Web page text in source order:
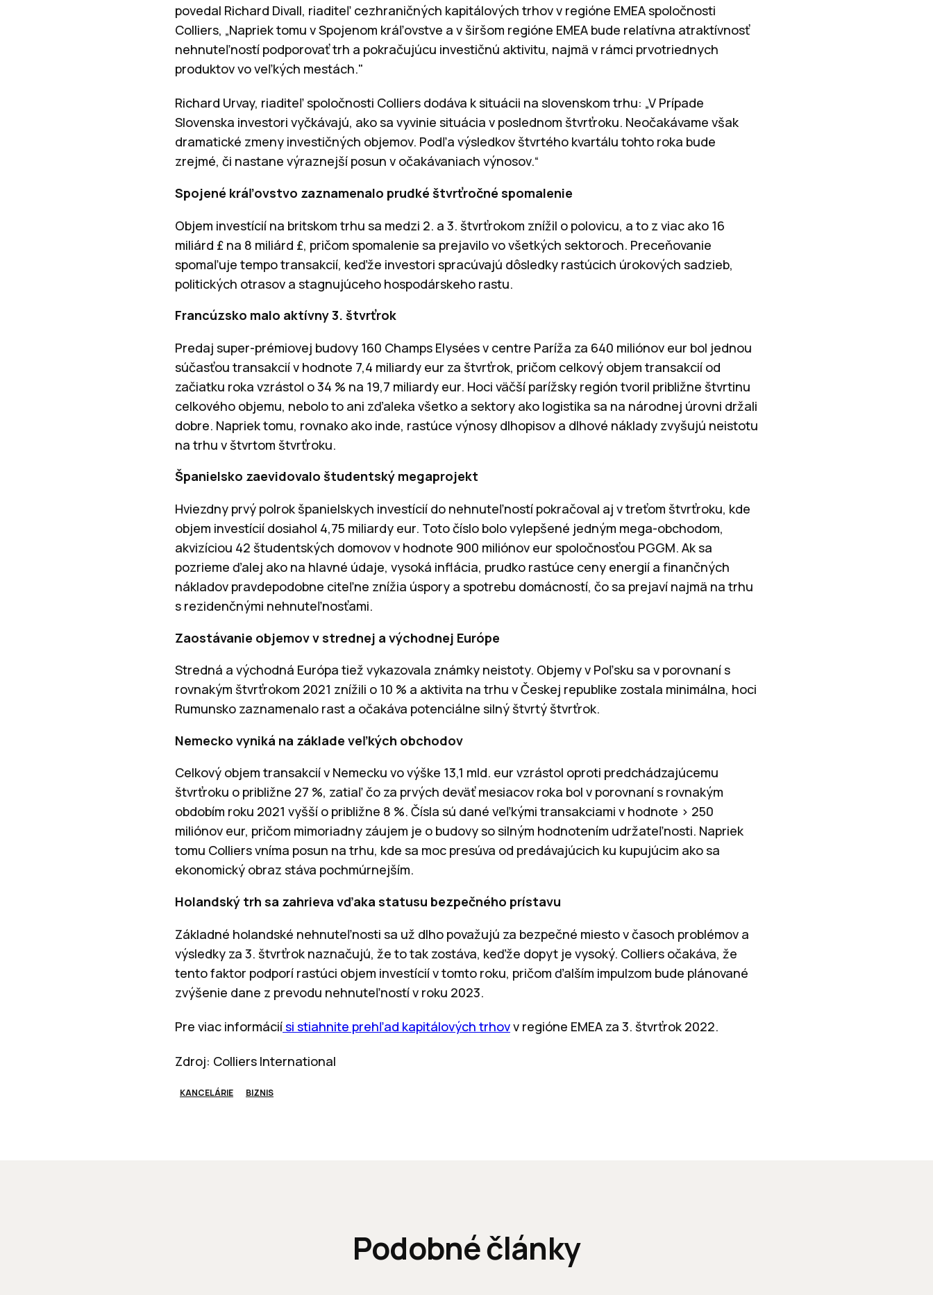
povedal Richard Divall, riaditeľ cezhraničných kapitálových trhov v regióne EMEA spoločnosti
Colliers, „Napriek tomu v Spojenom kráľovstve a v širšom regióne EMEA bude relatívna atraktívnosť
nehnuteľností podporovať trh a pokračujúcu investičnú aktivitu, najmä v rámci prvotriednych
produktov vo veľkých mestách."
Richard Urvay, riaditeľ spoločnosti Colliers dodáva k situácii na slovenskom trhu: „V Prípade
Slovenska investori vyčkávajú, ako sa vyvinie situácia v poslednom štvrťroku. Neočakávame však
dramatické zmeny investičných objemov. Podľa výsledkov štvrtého kvartálu tohto roka bude
zrejmé, či nastane výraznejší posun v očakávaniach výnosov.“
Spojené kráľovstvo zaznamenalo prudké štvrťročné spomalenie
Objem investícií na britskom trhu sa medzi 2. a 3. štvrťrokom znížil o polovicu, a to z viac ako 16
miliárd £ na 8 miliárd £, pričom spomalenie sa prejavilo vo všetkých sektoroch. Preceňovanie
spomaľuje tempo transakcií, keďže investori spracúvajú dôsledky rastúcich úrokových sadzieb,
politických otrasov a stagnujúceho hospodárskeho rastu.
Francúzsko malo aktívny 3. štvrťrok
Predaj super-prémiovej budovy 160 Champs Elysées v centre Paríža za 640 miliónov eur bol jednou
súčasťou transakcií v hodnote 7,4 miliardy eur za štvrťrok, pričom celkový objem transakcií od
začiatku roka vzrástol o 34 % na 19,7 miliardy eur. Hoci väčší parížsky región tvoril približne štvrtinu
celkového objemu, nebolo to ani zďaleka všetko a sektory ako logistika sa na národnej úrovni držali
dobre. Napriek tomu, rovnako ako inde, rastúce výnosy dlhopisov a dlhové náklady zvyšujú neistotu
na trhu v štvrtom štvrťroku.
Španielsko zaevidovalo študentský megaprojekt
Hviezdny prvý polrok španielskych investícií do nehnuteľností pokračoval aj v treťom štvrťroku, kde
objem investícií dosiahol 4,75 miliardy eur. Toto číslo bolo vylepšené jedným mega-obchodom,
akvizíciou 42 študentských domovov v hodnote 900 miliónov eur spoločnosťou PGGM. Ak sa
pozrieme ďalej ako na hlavné údaje, vysoká inflácia, prudko rastúce ceny energií a finančných
nákladov pravdepodobne citeľne znížia úspory a spotrebu domácností, čo sa prejaví najmä na trhu
s rezidenčnými nehnuteľnosťami.
Zaostávanie objemov v strednej a východnej Európe
Stredná a východná Európa tiež vykazovala známky neistoty. Objemy v Poľsku sa v porovnaní s
rovnakým štvrťrokom 2021 znížili o 10 % a aktivita na trhu v Českej republike zostala minimálna, hoci
Rumunsko zaznamenalo rast a očakáva potenciálne silný štvrtý štvrťrok.
Nemecko vyniká na základe veľkých obchodov
Celkový objem transakcií v Nemecku vo výške 13,1 mld. eur vzrástol oproti predchádzajúcemu
štvrťroku o približne 27 %, zatiaľ čo za prvých deväť mesiacov roka bol v porovnaní s rovnakým
obdobím roku 2021 vyšší o približne 8 %. Čísla sú dané veľkými transakciami v hodnote > 250
miliónov eur, pričom mimoriadny záujem je o budovy so silným hodnotením udržateľnosti. Napriek
tomu Colliers vníma posun na trhu, kde sa moc presúva od predávajúcich ku kupujúcim ako sa
ekonomický obraz stáva pochmúrnejším.
Holandský trh sa zahrieva vďaka statusu bezpečného prístavu
Základné holandské nehnuteľnosti sa už dlho považujú za bezpečné miesto v časoch problémov a
výsledky za 3. štvrťrok naznačujú, že to tak zostáva, keďže dopyt je vysoký. Colliers očakáva, že
tento faktor podporí rastúci objem investícií v tomto roku, pričom ďalším impulzom bude plánované
zvýšenie dane z prevodu nehnuteľností v roku 2023.
Pre viac informáciísi stiahnite prehľad kapitálových trhovv regióne EMEA za 3. štvrťrok 2022.
Zdroj: Colliers International
KANCELÁRIE BIZNIS
Podobné články